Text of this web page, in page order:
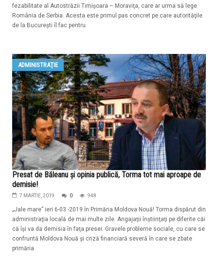
fezabilitate al Autostrăzii Timişoara – Moraviţa, care ar urma să lege
România de Serbia. Acesta este primul pas concret pe care autorităţile
de la Bucureşti îl fac pentru
ADMINISTRAŢIE
Presat de Băleanu şi opinia publică, Torma tot mai aproape de
demisie!
7 MARTIE, 2019 0 948
„Jale mare” ieri 6-03 -2019 în Primăria Moldova Nouă! Torma dispărut din
administraţia locală de mai multe zile. Angajaţii înştiinţaţi pe diferite căi
că îşi va da demisia în faţa presei. Gravele probleme sociale, cu care se
confruntă Moldova Nouă şi criză financiară severă în care se zbate
primăria